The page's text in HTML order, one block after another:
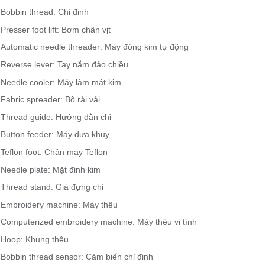
Bobbin thread: Chỉ đinh
Presser foot lift: Bơm chân vịt
Automatic needle threader: Máy đóng kim tự động
Reverse lever: Tay nắm đảo chiều
Needle cooler: Máy làm mát kim
Fabric spreader: Bộ rải vải
Thread guide: Hướng dẫn chỉ
Button feeder: Máy đưa khuy
Teflon foot: Chân may Teflon
Needle plate: Mặt đinh kim
Thread stand: Giá đựng chỉ
Embroidery machine: Máy thêu
Computerized embroidery machine: Máy thêu vi tính
Hoop: Khung thêu
Bobbin thread sensor: Cảm biến chỉ đinh